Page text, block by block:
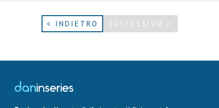
< INDIETRO SUCCESSIVO >